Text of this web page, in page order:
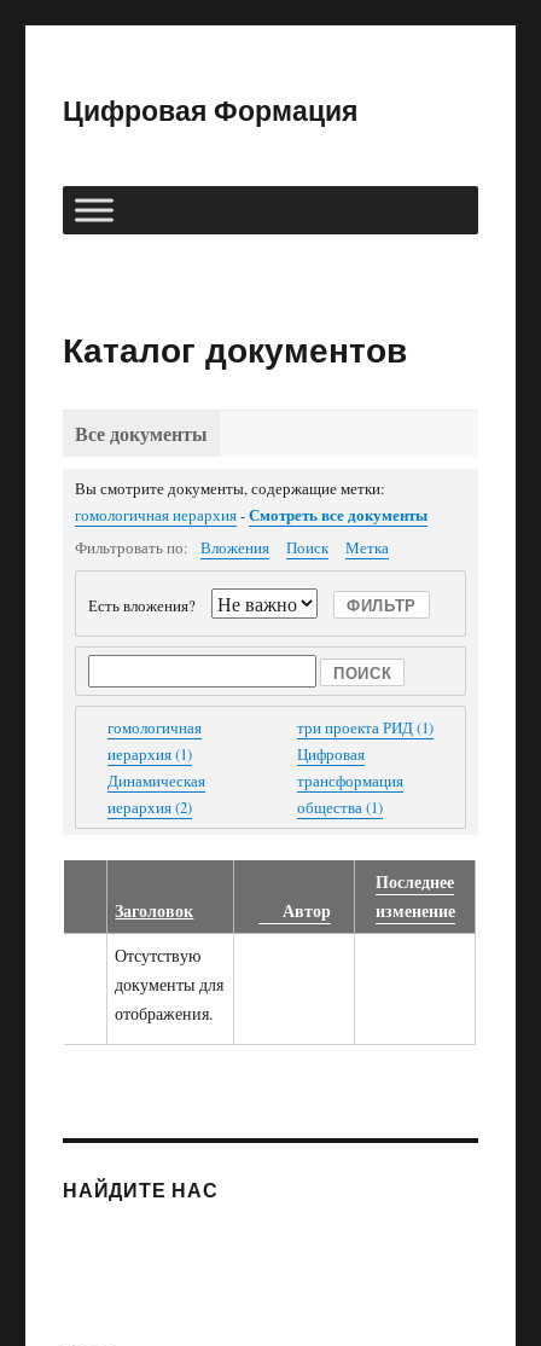
Цифровая Формация
Каталог документов
Все документы
Вы смотрите документы, содержащие метки:
гомологичная иерархия-Смотреть все документы
Фильтровать по:
Вложения Поиск Метка
Есть вложения?
гомологичная
иерархия (1)
Динамическая
иерархия (2)
три проекта РИД (1)
Цифровая
трансформация
общества (1)
вложение
Заголовок Автор
Последнее
изменение
Отсутствую
документы для
отображения.
НАЙДИТЕ НАС